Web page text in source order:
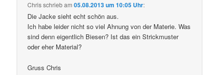
Chrisschriebam05.08.2013 um 10:05 Uhr:
Die Jacke sieht echt schön aus.
Ich habe leider nicht so viel Ahnung von der Materie. Was
sind denn eigentlich Biesen? Ist das ein Strickmuster
oder eher Material?
Gruss Chris